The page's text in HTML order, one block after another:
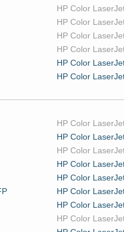
HP Color
HP Color
HP Color
HP Color
HP Color
HP Color
HP Color
HP Color
HP Color
HP Color
HP Color
HP Color
HP Color
HP Color